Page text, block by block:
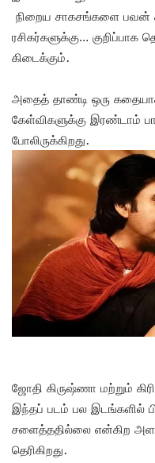
நிறைய சாகசங்களை பவன்
ரசிகர்களுக்கு… குறிப்பாக
கிடைக்கும்.
அதைத் தாண்டி ஒரு
கேள்விகளுக்கு இரண்டாம்
போலிருக்கிறது.
ஜோதி கிருஷ்ணா மற்றும்
இந்தப் படம் பல இடங்களில்
சளைத்ததில்லை என்கிற
தெரிகிறது.